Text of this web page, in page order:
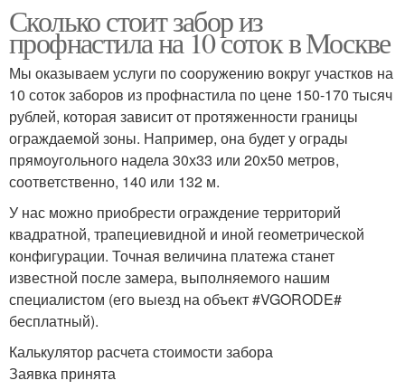
Сколько стоит забор из
профнастила на 10 соток в Москве
Мы оказываем услуги по сооружению вокруг участков на
10 соток заборов из профнастила по цене 150-170 тысяч
рублей, которая зависит от протяженности границы
ограждаемой зоны. Например, она будет у ограды
прямоугольного надела 30х33 или 20х50 метров,
соответственно, 140 или 132 м.
У нас можно приобрести ограждение территорий
квадратной, трапециевидной и иной геометрической
конфигурации. Точная величина платежа станет
известной после замера, выполняемого нашим
специалистом (его выезд на объект #VGORODE#
бесплатный).
Калькулятор расчета стоимости забора
Заявка принята